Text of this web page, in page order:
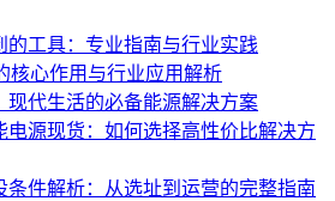
的工具：专业指南与行业实践
核心作用与行业应用解析
现代生活的必备能源解决方案
电源现货：如何选择高性价比解决方
条件解析：从选址到运营的完整指南